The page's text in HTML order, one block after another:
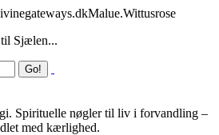
Malue.Wittusrose
Sjælen...
Spirituelle nøgler til liv i forvandling –
med kærlighed.